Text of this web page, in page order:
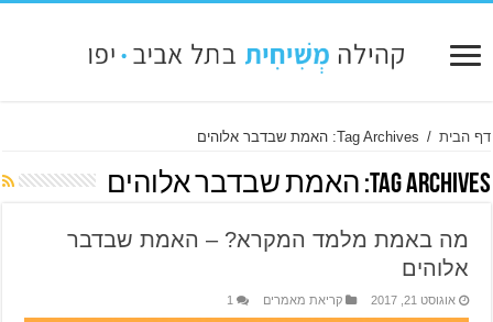
דף הבית / Tag Archives: האמת שבדבר אלוהים
Tag Archives: האמת שבדבר אלוהים
מה באמת מלמד המקרא? – האמת שבדבר
אלוהים
אוגוסט 21, 2017 קריאת מאמרים 1